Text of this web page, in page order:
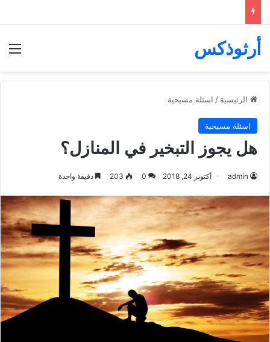
أرثوذكس
الرئيسية / اسئلة مسيحية
اسئلة مسيحية
هل يجوز التبخير في المنازل؟
admin أكتوبر 24, 2018 0
203 دقيقة واحدة